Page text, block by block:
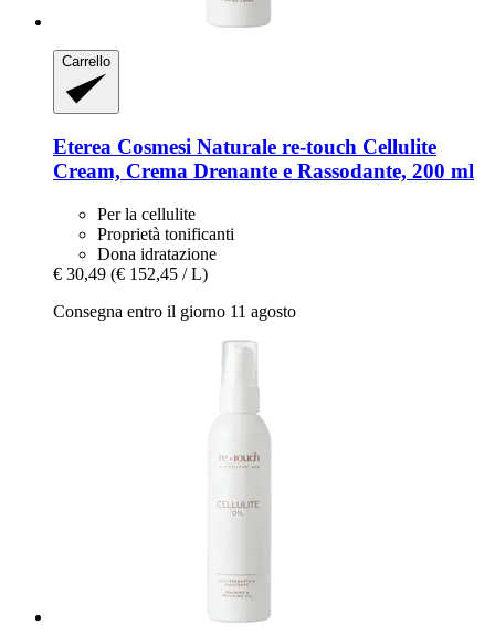
Carrello
Eterea Cosmesi Naturale re-​touch Cellulite
Cream, Crema Drenante e Rassodante, 200 ml
Per la cellulite
Proprietà tonificanti
Dona idratazione
€ 30,49 (€ 152,45 / L)
Consegna entro il giorno 11 agosto